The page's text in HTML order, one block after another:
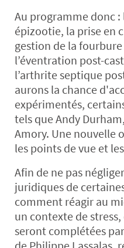
Au programme donc :
épizootie, la prise en
gestion de la
l’éventration post-
l’arthrite septique
aurons la chance
expérimentés,
tels que Andy
Amory. Une nouvelle
les points de vue et
Afin de ne pas
juridiques de
comment réagir au
un contexte de
seront complétées